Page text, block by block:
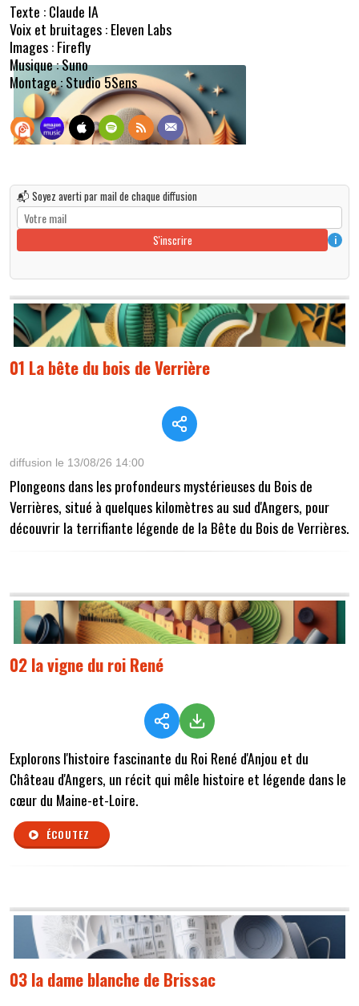
Texte : Claude IA
Voix et bruitages : Eleven Labs
Images : Firefly
Musique : Suno
Montage : Studio 5Sens
📬 Soyez averti par mail de chaque diffusion
S'inscrire i
01 La bête du bois de Verrière
diffusion le 13/08/26 14:00
Plongeons dans les profondeurs mystérieuses du Bois de
Verrières, situé à quelques kilomètres au sud d'Angers, pour
découvrir la terrifiante légende de la Bête du Bois de Verrières.
02 la vigne du roi René
Explorons l'histoire fascinante du Roi René d'Anjou et du
Château d'Angers, un récit qui mêle histoire et légende dans le
cœur du Maine-et-Loire.
ÉCOUTEZ
03 la dame blanche de Brissac